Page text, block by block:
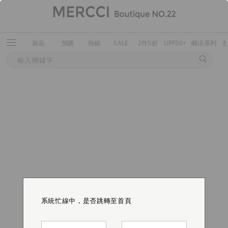
新品 預購 熱銷 SALE 2件5折 UPF50+ 瞬涼系列
系統忙線中，是否跳轉至首頁
系統忙線中，是否跳轉至首頁
系統忙線中，是否跳轉至首頁
系統忙線中，是否跳轉至首頁
系統忙線中，是否跳轉至首頁